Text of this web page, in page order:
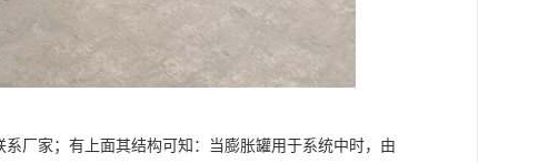
厂家；有上面其结构可知：当膨胀罐用于系统中时，由